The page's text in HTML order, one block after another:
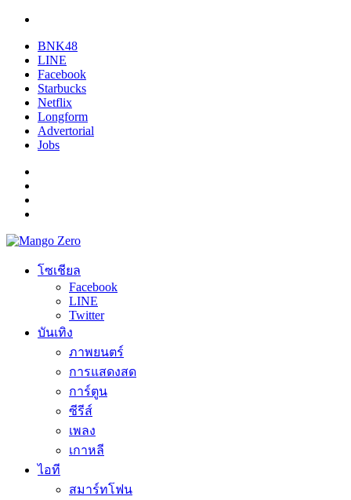
BNK48
LINE
Facebook
Starbucks
Netflix
Longform
Advertorial
Jobs
โซเชียล
Facebook
LINE
Twitter
บันเทิง
ภาพยนตร์
การแสดงสด
การ์ตูน
ซีรีส์
เพลง
เกาหลี
ไอที
สมาร์ทโฟน